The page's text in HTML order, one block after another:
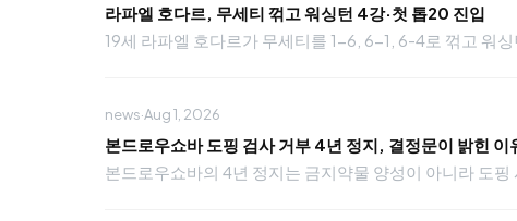
라파엘 호다르, 무세티 꺾고 워싱턴 4강·첫 톱20 진입
19세 라파엘 호다르가 무세티를 1-6, 6-1, 6-4로 꺾고 워
news·Aug 1, 2026
본드로우쇼바 도핑 검사 거부 4년 정지, 결정문이 밝힌 이
본드로우쇼바의 4년 정지는 금지약물 양성이 아니라 도